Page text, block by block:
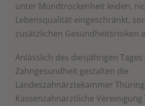
unter Mundtrockenheit leiden,
Lebensqualität eingeschränkt,
zusätzlichen Gesundheitsrisiken
Anlässlich des diesjährigen Tages
Zahngesundheit gestalten die
Landeszahnärztekammer
Kassenzahnärztliche